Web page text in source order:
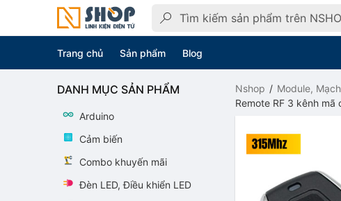
Trang chủ Sản phẩm Blog
Nshop Module,
Remote RF 3 kênh mã
DANH MỤC SẢN PHẨM
Arduino
Cảm biến
Combo khuyến mãi
Đèn LED, Điều khiển LED